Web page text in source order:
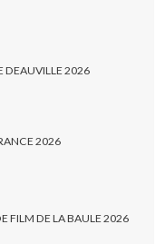
DEAUVILLE 2026
2026
FILM DE LA BAULE 2026